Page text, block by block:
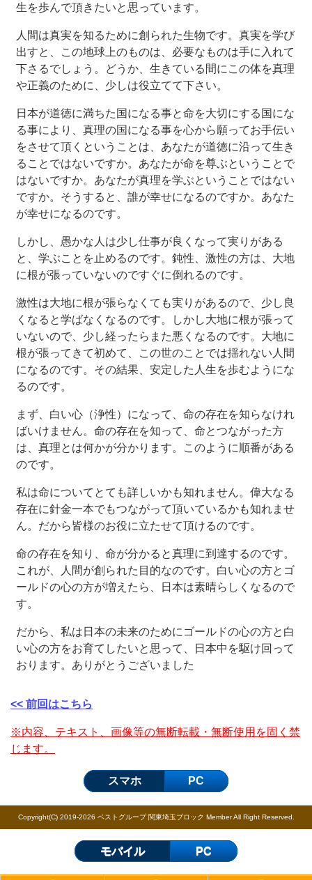
生を歩んで頂きたいと思っています。
人間は真実を知るために創られた生物です。真実を学び
出すと、この地球上のものは、必要なものは手に入れて
下さるでしょう。どうか、生きている間にこの体を真理
や正義のために、少しは役立てて下さい。
日本が道徳に満ちた国になる事と命を大切にする国にな
る事により、真理の国になる事を心から願ってお手伝い
をさせて頂くということは、あなたが道徳に沿って生き
ることではないですか。あなたが命を尊ぶということで
はないですか。あなたが真理を学ぶということではない
ですか。そうすると、誰が幸せになるのですか。あなた
が幸せになるのです。
しかし、愚かな人は少し仕事が良くなって実りがある
と、学ぶことを止めるのです。鈍性、激性の方は、大地
に根が張っていないのですぐに倒れるのです。
激性は大地に根が張らなくても実りがあるので、少し良
くなると学ばなくなるのです。しかし大地に根が張って
いないので、少し経ったらまた悪くなるのです。大地に
根が張ってきて初めて、この世のことでは揺れない人間
になるのです。その結果、安定した人生を歩むようにな
るのです。
まず、白い心（浄性）になって、命の存在を知らなけれ
ばいけません。命の存在を知って、命とつながった方
は、真理とは何かが分かります。このように順番がある
のです。
私は命についてとても詳しいかも知れません。偉大なる
存在に針金一本でもつながって頂いているかも知れませ
ん。だから皆様のお役に立たせて頂けるのです。
命の存在を知り、命が分かると真理に到達するのです。
これが、人間が創られた目的なのです。白い心の方とゴ
ールドの心の方が増えたら、日本は素晴らしくなるので
す。
だから、私は日本の未来のためにゴールドの心の方と白
い心の方をお育てしたいと思って、日本中を駆け回って
おります。ありがとうございました
<< 前回はこちら
※内容、テキスト、画像等の無断転載・無断使用を固く禁
じます。
スマホ PC
Copyright(C) 2019-2026 ベストグループ 関東埼玉ブロック Member All Right Reserved.
モバイル PC